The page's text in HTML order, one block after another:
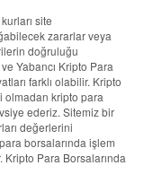
site
zararlar veya
doğruluğu
Yabancı Kripto Para
farklı olabilir. Kripto
olmadan kripto para
ederiz. Sitemiz bir
değerlerini
borsalarında işlem
Para Borsalarında